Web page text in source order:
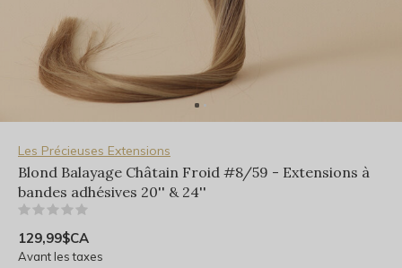
Les Précieuses Extensions
Blond Balayage Châtain Froid #8/59 - Extensions à
bandes adhésives 20'' & 24''
129,99$CA
Avant les taxes